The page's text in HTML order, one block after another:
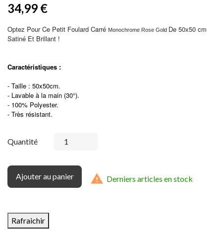
34,99 €
Optez Pour Ce Petit Foulard Carré Monochrome Rose Gold De 50x50 cm
Satiné Et Brillant !
Caractéristiques :
- Taille : 50x50cm.
- Lavable à la main (30°).
- 100% Polyester.
- Très résistant.
Quantité
Ajouter au panier  Derniers articles en stock